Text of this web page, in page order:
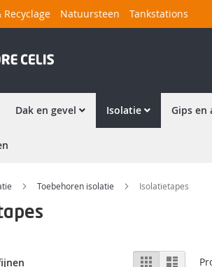
Natuursteen Tankstations
Dak en gevel Isolatie Gips en
Toebehoren isolatie Isolatietapes
Tonen
Foto- Lijst